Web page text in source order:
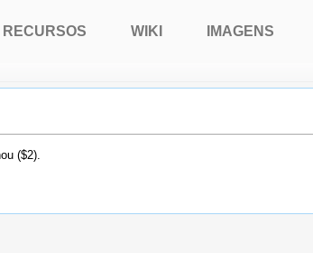
($2).
RECURSOS WIKI IMAGENS